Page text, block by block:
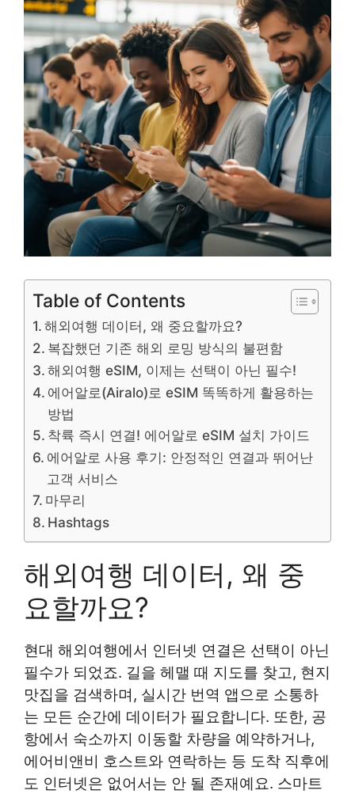
Table of Contents
해외여행 데이터, 왜 중요할까요?
복잡했던 기존 해외 로밍 방식의 불편함
해외여행 eSIM, 이제는 선택이 아닌 필수!
에어알로(Airalo)로 eSIM 똑똑하게 활용하는
방법
착륙 즉시 연결! 에어알로 eSIM 설치 가이드
에어알로 사용 후기: 안정적인 연결과 뛰어난
고객 서비스
마무리
Hashtags
해외여행 데이터, 왜 중
요할까요?
현대 해외여행에서 인터넷 연결은 선택이 아닌
필수가 되었죠. 길을 헤맬 때 지도를 찾고, 현지
맛집을 검색하며, 실시간 번역 앱으로 소통하
는 모든 순간에 데이터가 필요합니다. 또한, 공
항에서 숙소까지 이동할 차량을 예약하거나,
에어비앤비 호스트와 연락하는 등 도착 직후에
도 인터넷은 없어서는 안 될 존재예요. 스마트